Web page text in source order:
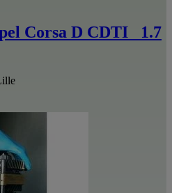
Corsa D CDTI _1.7